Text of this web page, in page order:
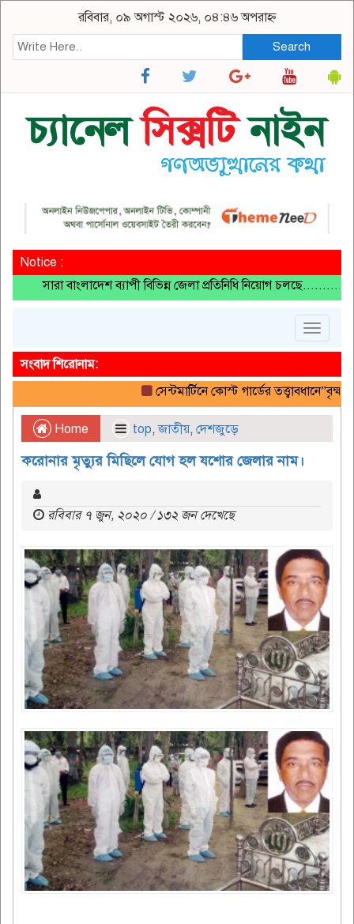
রবিবার, ০৯ অগাস্ট ২০২৬, ০৪:৪৬ অপরাহ্ন
Search
Notice :
সারা বাংলাদেশ ব্যাপী বিভিন্ন জেলা প্রতিনিধি নিয়োগ
Toggle
সংবাদ শিরোনাম:
সেন্টমার্টিনে কোস্ট গার্ডের
Home top,জাতীয়, দেশজুড়ে
করোনার মৃত্যুর মিছিলে যোগ হল যশোর জেলার নাম।
রবিবার ৭ জুন, ২০২০ / ১৩২ জন দেখেছে